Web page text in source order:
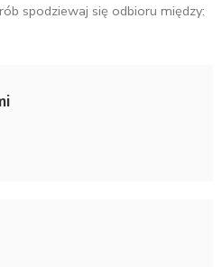
spodziewaj się odbioru między: